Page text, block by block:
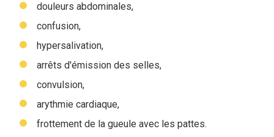
douleurs abdominales,
confusion,
hypersalivation,
arrêts d'émission des selles,
convulsion,
arythmie cardiaque,
frottement de la gueule avec les pattes.